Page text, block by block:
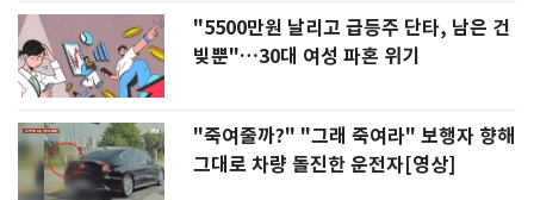
"5500만원 날리고 급등주 단타, 남은 건
빚뿐"…30대 여성 파혼 위기
"죽여줄까?" "그래 죽여라" 보행자 향해
그대로 차량 돌진한 운전자[영상]